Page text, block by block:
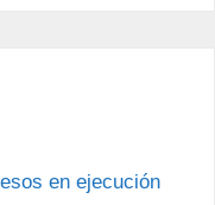
en ejecución